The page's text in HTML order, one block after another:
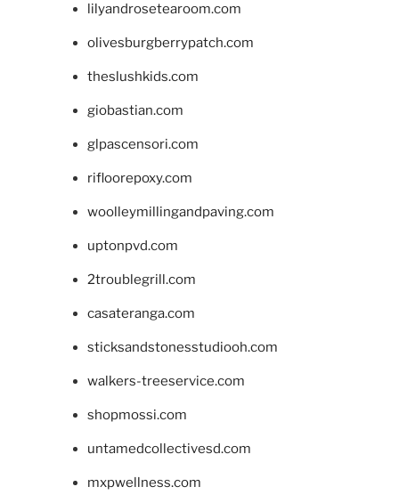
lilyandrosetearoom.com
olivesburgberrypatch.com
theslushkids.com
giobastian.com
glpascensori.com
rifloorepoxy.com
woolleymillingandpaving.com
uptonpvd.com
2troublegrill.com
casateranga.com
sticksandstonesstudiooh.com
walkers-treeservice.com
shopmossi.com
untamedcollectivesd.com
mxpwellness.com